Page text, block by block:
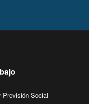
Previsión Social